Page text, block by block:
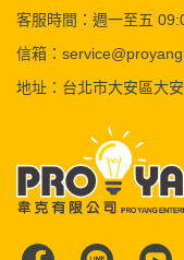
客服時間：週一至五
信箱：
地址：台北市大安區大